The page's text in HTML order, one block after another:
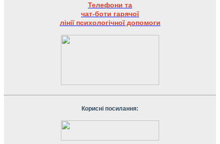
Телефони та
чат-боти гарячої
лінії психологічної допомоги
Корисні посилання: